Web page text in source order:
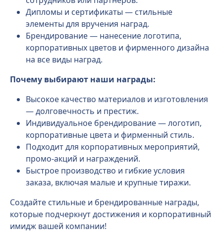
Дипломы и сертификаты — стильные
элементы для вручения наград.
Брендирование — нанесение логотипа,
корпоративных цветов и фирменного дизайна
на все виды наград.
Почему выбирают наши награды:
Высокое качество материалов и изготовления
— долговечность и престиж.
Индивидуальное брендирование — логотип,
корпоративные цвета и фирменный стиль.
Подходит для корпоративных мероприятий,
промо-акций и награждений.
Быстрое производство и гибкие условия
заказа, включая малые и крупные тиражи.
Создайте стильные и брендированные награды,
которые подчеркнут достижения и корпоративный
имидж вашей компании!